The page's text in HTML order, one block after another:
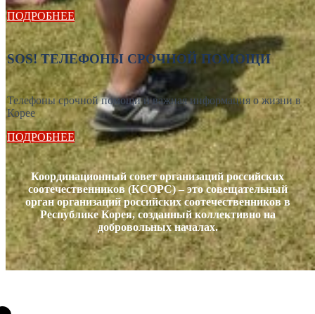
ПОДРОБНЕЕ
SOS! ТЕЛЕФОНЫ СРОЧНОЙ ПОМОЩИ
Телефоны срочной помощи и важная информация о жизни в
Корее
ПОДРОБНЕЕ
Координационный совет организаций российских
соотечественников (КСОРС) – это совещательный
орган организаций российских соотечественников в
Республике Корея, созданный коллективно на
добровольных началах.